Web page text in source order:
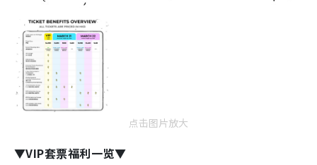
点击图片放大
▼VIP套票福利一览▼